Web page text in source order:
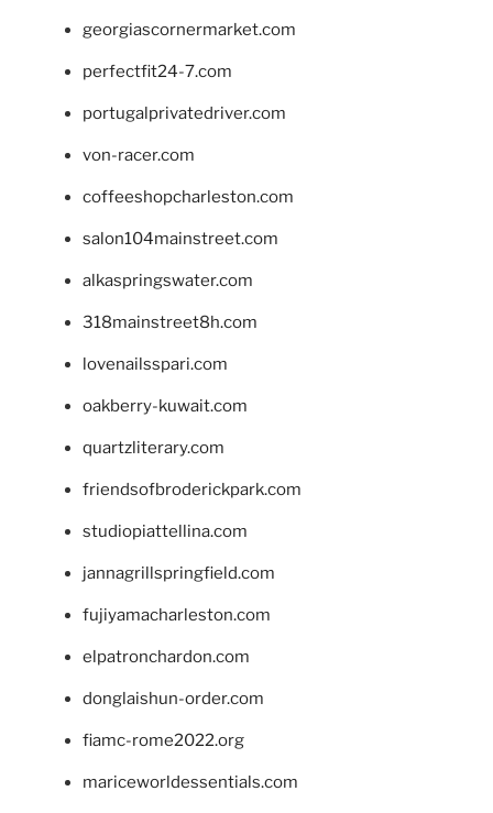
georgiascornermarket.com
perfectfit24-7.com
portugalprivatedriver.com
von-racer.com
coffeeshopcharleston.com
salon104mainstreet.com
alkaspringswater.com
318mainstreet8h.com
lovenailsspari.com
oakberry-kuwait.com
quartzliterary.com
friendsofbroderickpark.com
studiopiattellina.com
jannagrillspringfield.com
fujiyamacharleston.com
elpatronchardon.com
donglaishun-order.com
fiamc-rome2022.org
mariceworldessentials.com